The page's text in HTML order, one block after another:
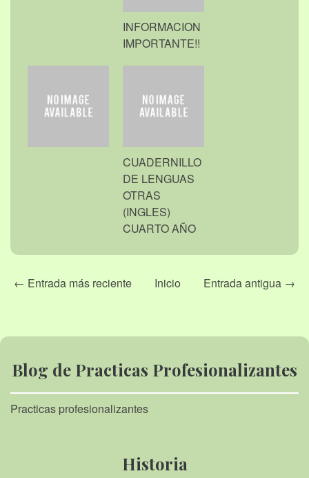
INFORMACION
IMPORTANTE!!
CUADERNILLO
DE LENGUAS
OTRAS
(INGLES)
CUARTO AÑO
← Entrada más reciente Entrada antigua →
Inicio
Blog de Practicas Profesionalizantes
Practicas profesionalizantes
Historia